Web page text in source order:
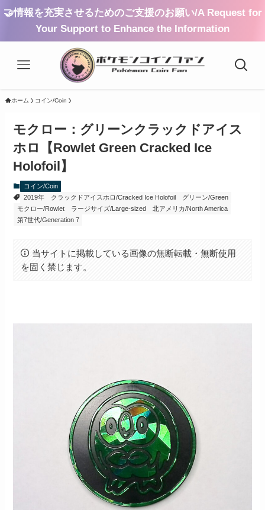
🤝情報を充実させるためのご支援のお願い/A Request for
Your Support to Enhance the Information
ホーム コイン/Coin
モクロー：グリーンクラックドアイス
ホロ【Rowlet Green Cracked Ice
Holofoil】
コイン/Coin
2019年
クラックドアイスホロ/Cracked Ice Holofoil
グリーン/Green
モクロー/Rowlet
ラージサイズ/Large-sized
北アメリカ/North America
第7世代/Generation 7
当サイトに掲載している画像の無断転載・無断使用
を固く禁じます。